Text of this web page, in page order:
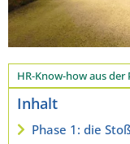
HR-Know-how aus der
Inhalt
Phase 1: die